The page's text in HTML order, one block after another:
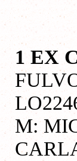
1 EX
M: